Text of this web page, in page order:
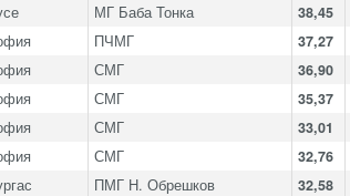
МГ Баба Тонка 38,45
ПЧМГ 37,27
СМГ 36,90
СМГ 35,37
СМГ 33,01
СМГ 32,76
ПМГ Н. Обрешков 32,58